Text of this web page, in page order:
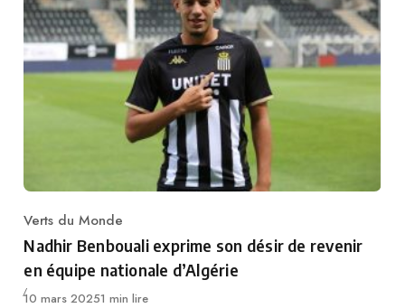
Category
Verts du Monde
Nadhir Benbouali exprime son désir de revenir
en équipe nationale d’Algérie
Publié
10 mars 20251 min lire